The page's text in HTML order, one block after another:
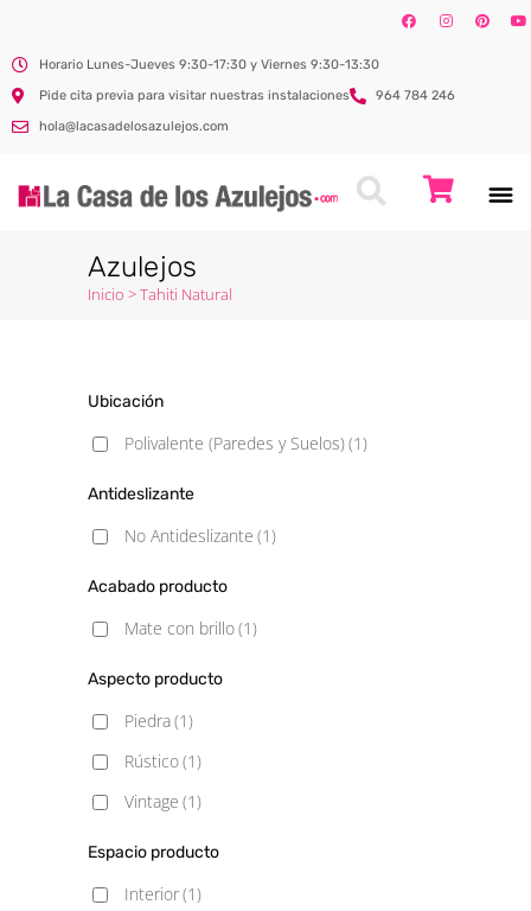
Horario Lunes-Jueves 9:30-17:30 y Viernes 9:30-13:30
Pide cita previa para visitar nuestras instalaciones
964 784 246
hola@lacasadelosazulejos.com
Azulejos
Inicio >Tahiti Natural
Ubicación
Polivalente (Paredes y Suelos)(1)
Antideslizante
No Antideslizante (1)
Acabado producto
Mate con brillo(1)
Aspecto producto
Piedra(1)
Rústico(1)
Vintage (1)
Espacio producto
Interior(1)